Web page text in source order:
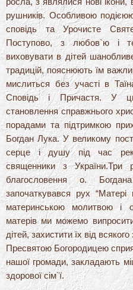
рушників. Особливою
сповідь та Урочисте
Поступово, з любов`ю і
виховувати в дітей
традицій, пояснюють їм
мислиться без участі в
Сповідь і Причастя. У
становлення справжнього
порадами та підтримкою
Богдан Лука. У великому
серце і душу під час
священники з
благословення о.
започаткувався рух
материнською молитвою і
матерів ми можемо
дітей, захистити їх від
Пресвятою Богородицею
нашої громади, закладають
здорової сім`ї.